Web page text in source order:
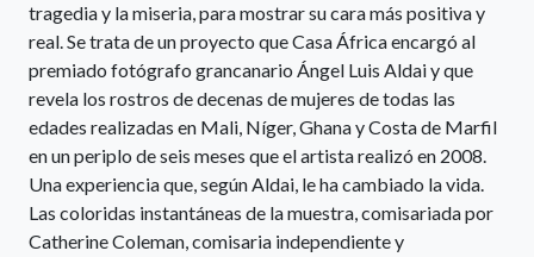
tragedia y la miseria, para mostrar su cara más positiva y
real. Se trata de un proyecto que Casa África encargó al
premiado fotógrafo grancanario Ángel Luis Aldai y que
revela los rostros de decenas de mujeres de todas las
edades realizadas en Mali, Níger, Ghana y Costa de Marfil
en un periplo de seis meses que el artista realizó en 2008.
Una experiencia que, según Aldai, le ha cambiado la vida.
Las coloridas instantáneas de la muestra, comisariada por
Catherine Coleman, comisaria independiente y